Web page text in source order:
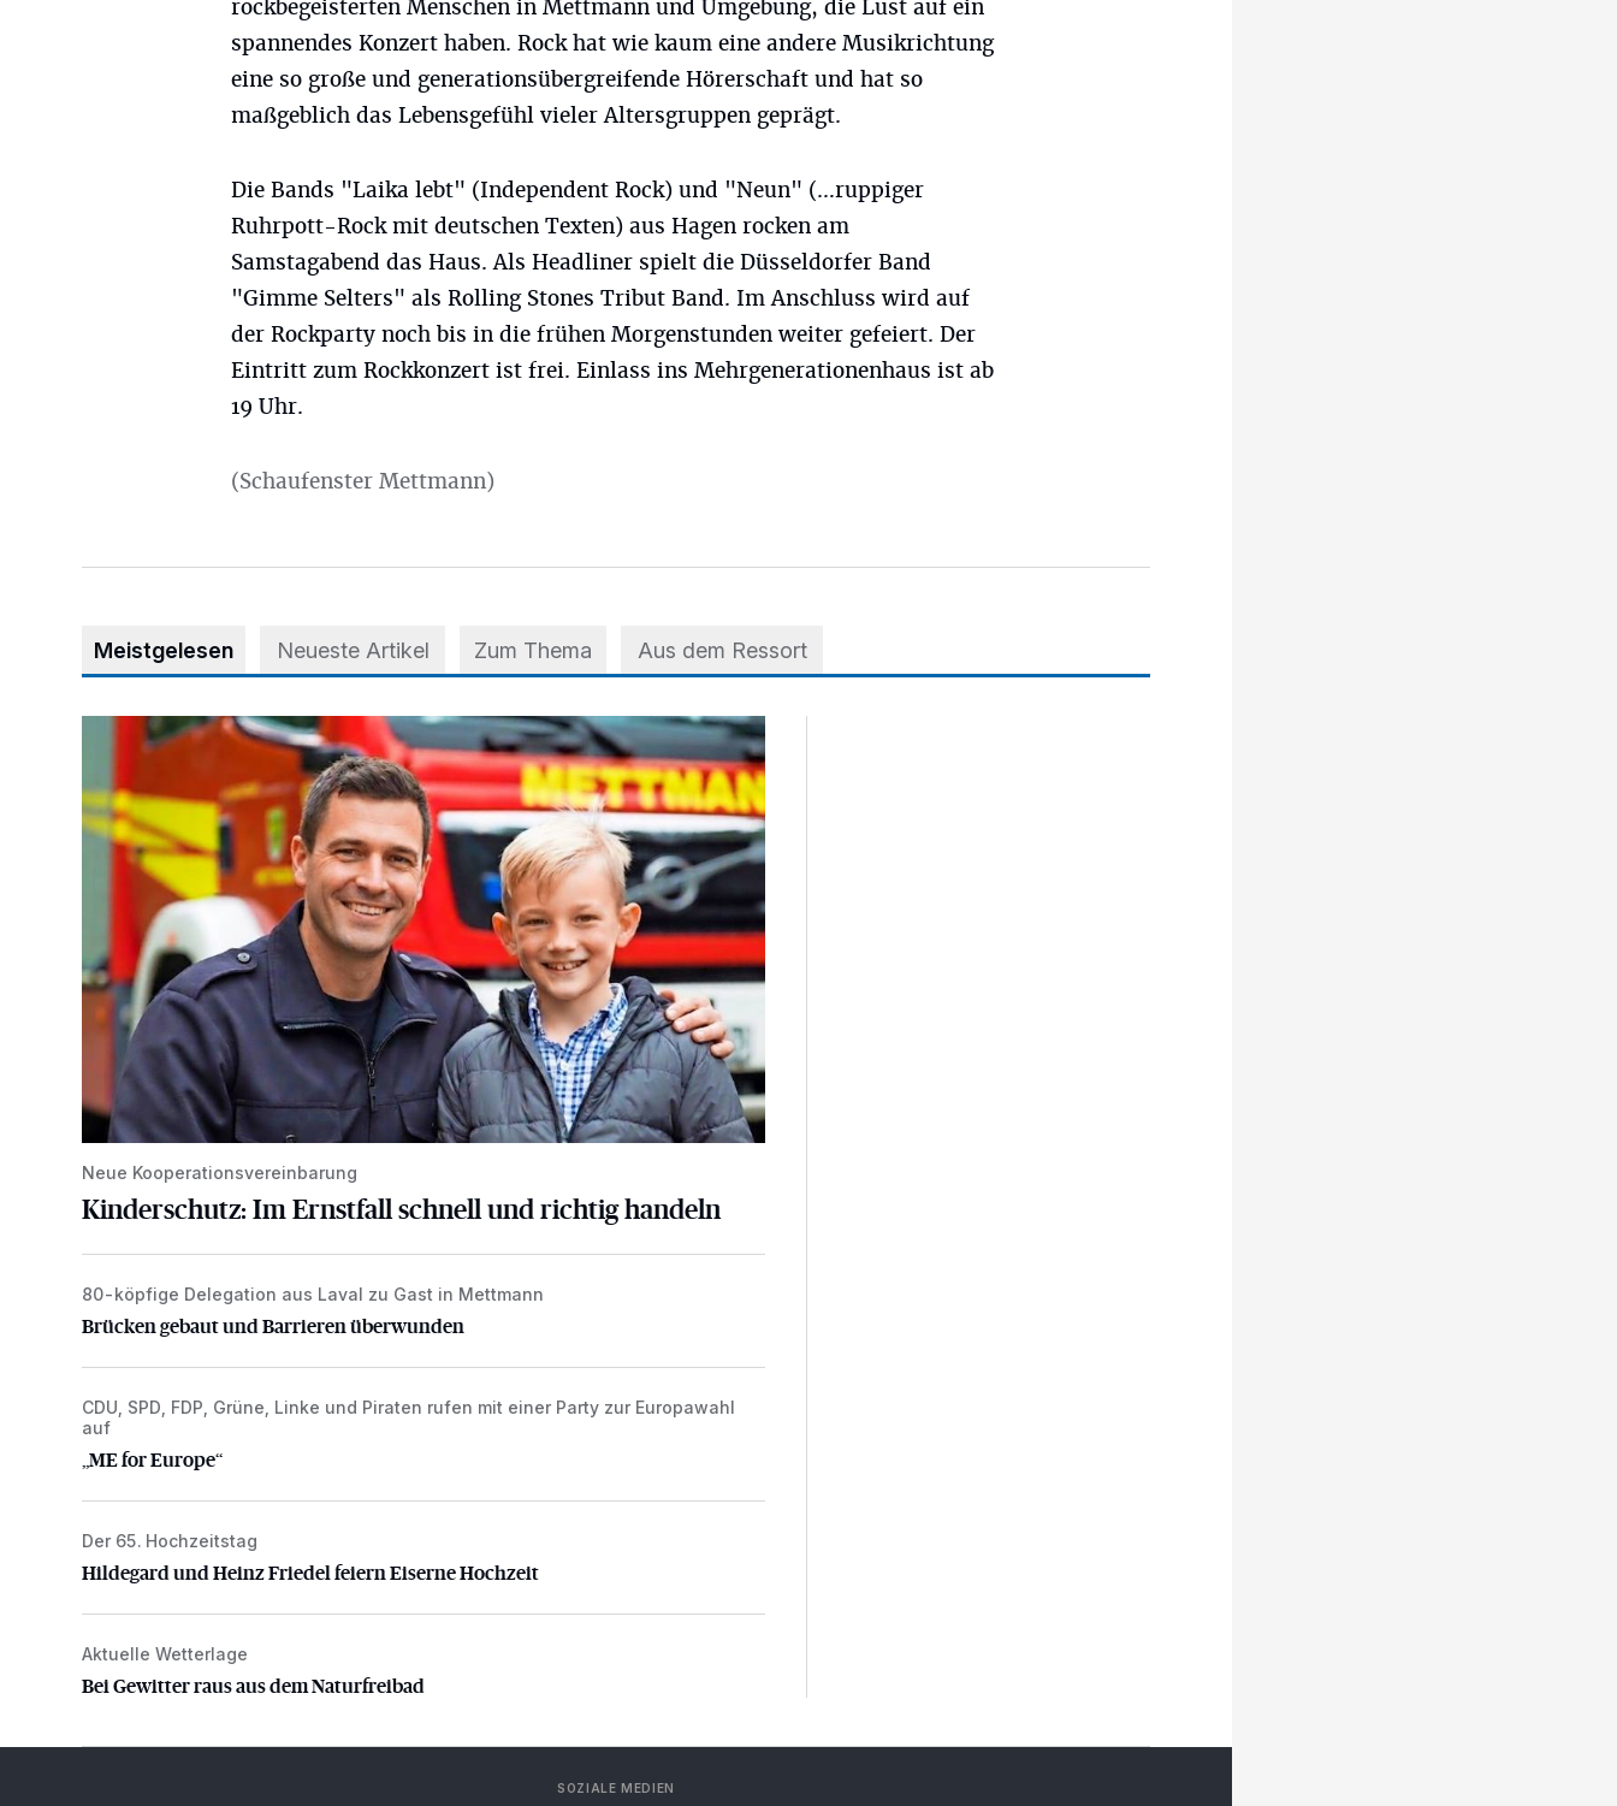
rockbegeisterten Menschen in Mettmann und Umgebung, die Lust auf ein
spannendes Konzert haben. Rock hat wie kaum eine andere Musikrichtung
eine so große und generationsübergreifende Hörerschaft und hat so
maßgeblich das Lebensgefühl vieler Altersgruppen geprägt.
Die Bands "Laika lebt" (Independent Rock) und "Neun" (…ruppiger
Ruhrpott-Rock mit deutschen Texten) aus Hagen rocken am
Samstagabend das Haus. Als Headliner spielt die Düsseldorfer Band
"Gimme Selters" als Rolling Stones Tribut Band. Im Anschluss wird auf
der Rockparty noch bis in die frühen Morgenstunden weiter gefeiert. Der
Eintritt zum Rockkonzert ist frei. Einlass ins Mehrgenerationenhaus ist ab
19 Uhr.
(Schaufenster Mettmann)
Meistgelesen Neueste Artikel Zum Thema Aus dem Ressort
Kinderschutz: Im Ernstfall schnell und richtig handeln
Neue Kooperationsvereinbarung
Kinderschutz: Im Ernstfall schnell und richtig handeln
Brücken gebaut und Barrieren überwunden
80-köpfige Delegation aus Laval zu Gast in Mettmann
Brücken gebaut und Barrieren überwunden
„ME for Europe“
CDU, SPD, FDP, Grüne, Linke und Piraten rufen mit einer Party zur Europawahl
auf
„ME for Europe“
Hildegard und Heinz Friedel feiern Eiserne Hochzeit
Der 65. Hochzeitstag
Hildegard und Heinz Friedel feiern Eiserne Hochzeit
Bei Gewitter raus aus dem Naturfreibad
Aktuelle Wetterlage
Bei Gewitter raus aus dem Naturfreibad
SOZIALE MEDIEN